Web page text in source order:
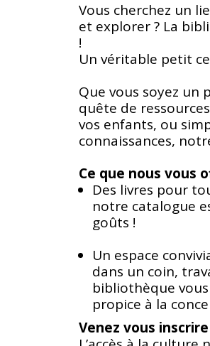
Vous cherchez un
et explorer ? La
!
Un véritable petit
Que vous soyez
quête de
vos enfants, ou
connaissances,
Ce que nous vous
Des livres pour
notre catalogue
goûts !
Un espace
dans un coin,
bibliothèque
propice à la
Venez vous